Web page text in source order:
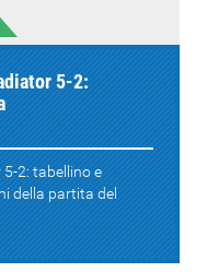
5-2:
5-2: tabellino e
della partita del